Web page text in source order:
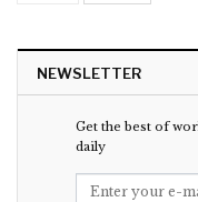
NEWSLETTER
Get the best of
daily